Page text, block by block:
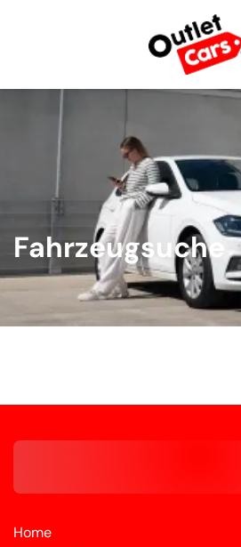
Fahrzeugsuche
Home